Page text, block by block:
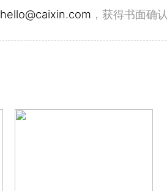
hello@caixin.com ，获得书面确认